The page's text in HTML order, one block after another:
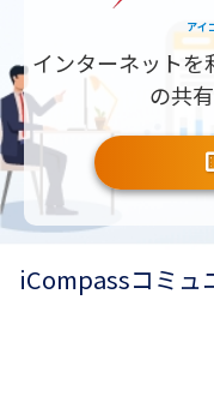
アイ
インターネットを
の共
iCompassコミュ